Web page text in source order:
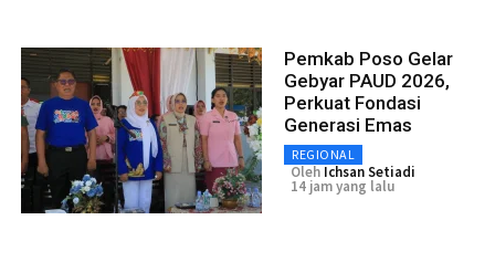
Pemkab Poso Gelar
Gebyar PAUD 2026,
Perkuat Fondasi
Generasi Emas
REGIONAL
Oleh Ichsan Setiadi
14 jam yang lalu